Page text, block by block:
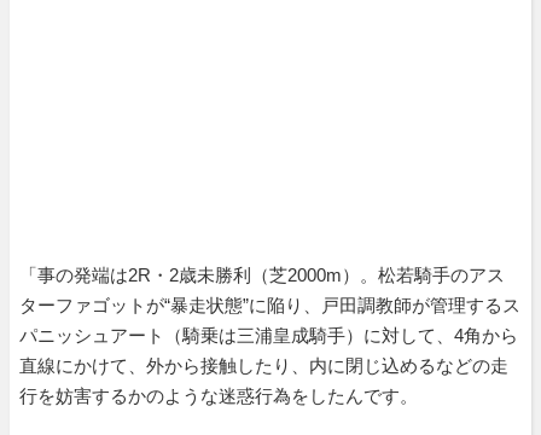
「事の発端は2R・2歳未勝利（芝2000m）。松若騎手のアス
ターファゴットが“暴走状態”に陥り、戸田調教師が管理するス
パニッシュアート（騎乗は三浦皇成騎手）に対して、4角から
直線にかけて、外から接触したり、内に閉じ込めるなどの走
行を妨害するかのような迷惑行為をしたんです。